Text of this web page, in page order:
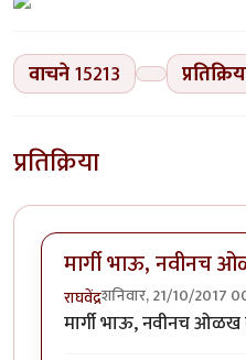
वाचने15213
प्रतिक्रिया
मार्गी भाऊ,
राघवेंद्रशनिवार, 21/10/2017
मार्गी भाऊ, नवीनच